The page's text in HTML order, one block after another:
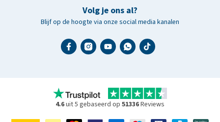
Volg je ons al?
Blijf op de hoogte via onze social media kanalen
4.6uit 5 gebaseerd op 51336Reviews